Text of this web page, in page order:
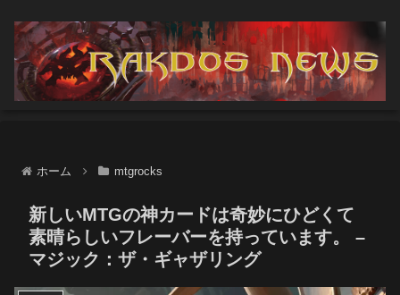
ホーム mtgrocks
新しいMTGの神カードは奇妙にひどくて
素晴らしいフレーバーを持っています。 –
マジック：ザ・ギャザリング